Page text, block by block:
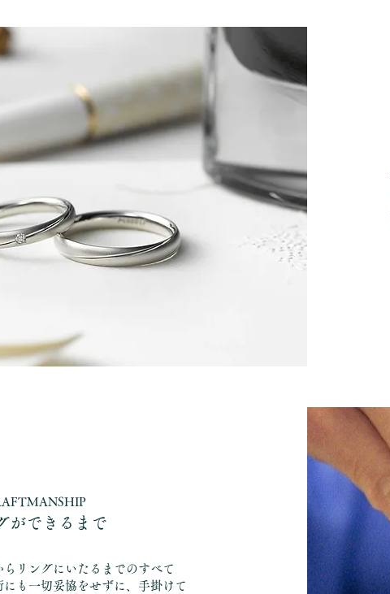
ができるまで
リングにいたるまでのすべて
も一切妥協をせずに、手掛けて